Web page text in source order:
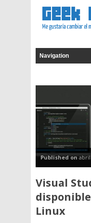
Published onabril
Visual
Linux